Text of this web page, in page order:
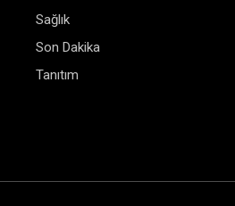
Sağlık
Son Dakika
Tanıtım